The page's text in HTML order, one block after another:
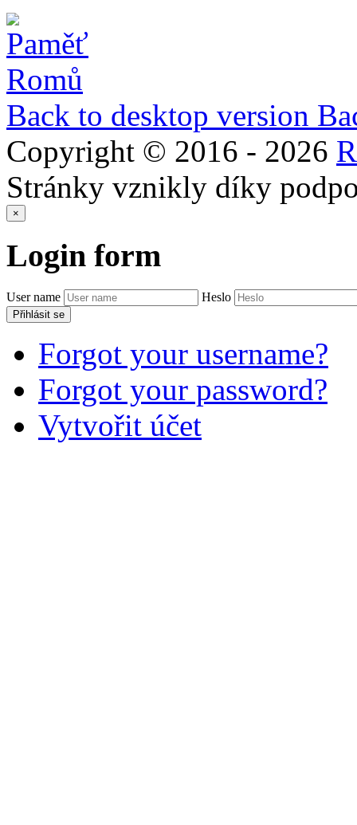
Back to desktop version
Copyright © 2016 - 2026
Stránky vznikly díky
×
Login form
User name Heslo
Přihlásit se
Forgot your username?
Forgot your password?
Vytvořit účet